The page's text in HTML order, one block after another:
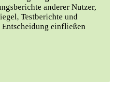
anderer Nutzer,
Testberichte und
einfließen